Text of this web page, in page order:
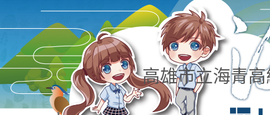
高雄市立海青